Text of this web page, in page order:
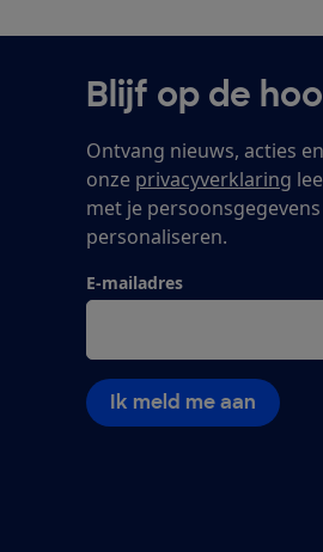
Blijf op de
Ontvang nieuws, acties
onze privacyverklaring
met je
personaliseren.
E-mailadres
Ik meld me aan